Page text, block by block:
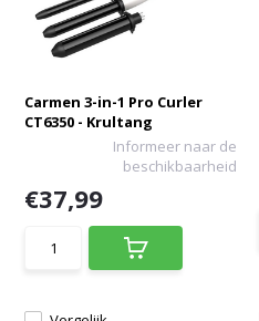
Carmen 3-in-1 Pro Curler
CT6350 - Krultang
Informeer naar de
beschikbaarheid
€37,99